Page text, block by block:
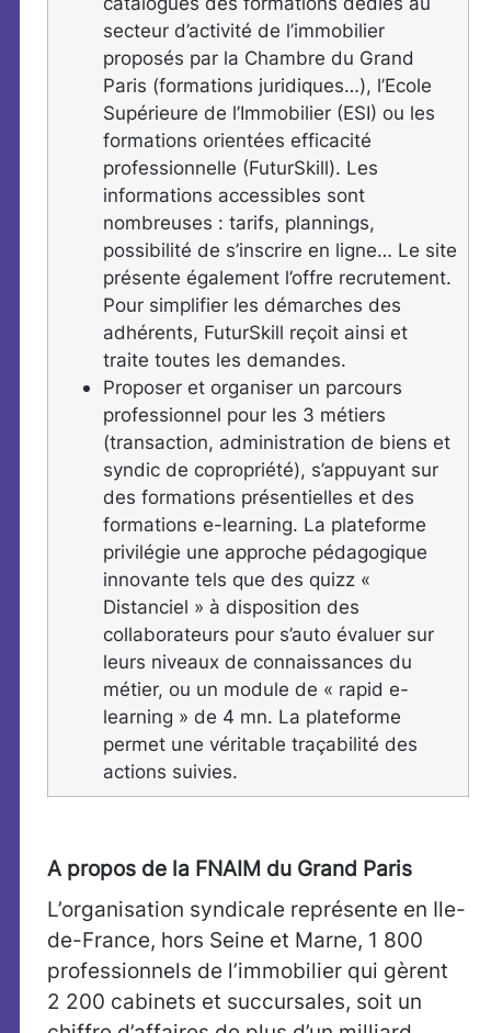
secteur d’activité de l’immobilier
proposés par la Chambre du Grand
Paris (formations juridiques…), l’Ecole
Supérieure de l’Immobilier (ESI) ou les
formations orientées efficacité
professionnelle (FuturSkill). Les
informations accessibles sont
nombreuses : tarifs, plannings,
possibilité de s’inscrire en ligne… Le site
présente également l’offre recrutement.
Pour simplifier les démarches des
adhérents, FuturSkill reçoit ainsi et
traite toutes les demandes.
Proposer et organiser un parcours
professionnel pour les 3 métiers
(transaction, administration de biens et
syndic de copropriété), s’appuyant sur
des formations présentielles et des
formations e-learning. La plateforme
privilégie une approche pédagogique
innovante tels que des quizz «
Distanciel » à disposition des
collaborateurs pour s’auto évaluer sur
leurs niveaux de connaissances du
métier, ou un module de « rapid e-
learning » de 4 mn. La plateforme
permet une véritable traçabilité des
actions suivies.
A propos de la FNAIM du Grand Paris
L’organisation syndicale représente en Ile-
de-France, hors Seine et Marne, 1 800
professionnels de l’immobilier qui gèrent
2 200 cabinets et succursales, soit un